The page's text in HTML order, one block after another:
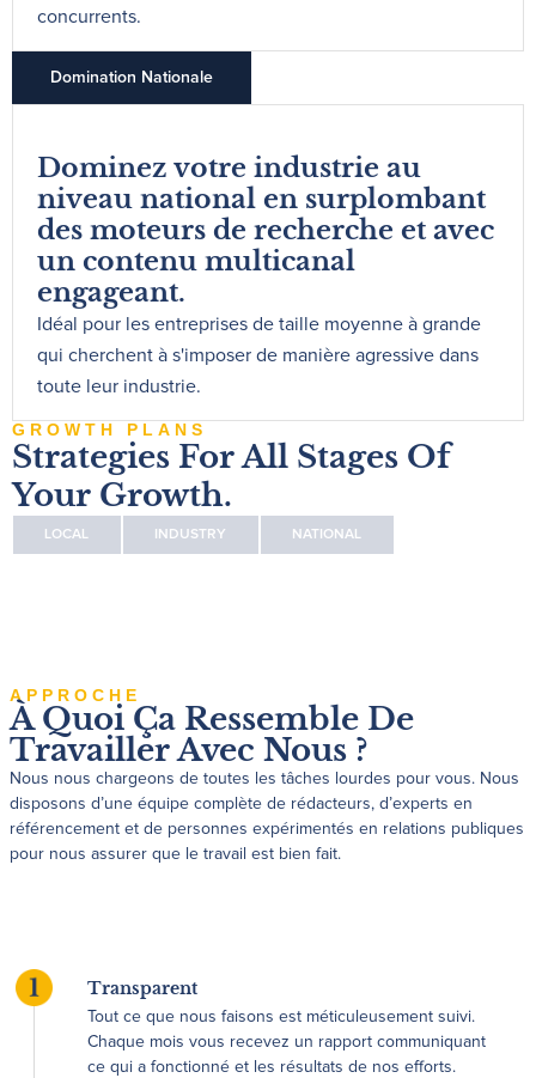
concurrents.
Domination Nationale
Dominez votre industrie au
niveau national en surplombant
des moteurs de recherche et avec
un contenu multicanal
engageant.
Idéal pour les entreprises de taille moyenne à grande
qui cherchent à s'imposer de manière agressive dans
toute leur industrie.
GROWTH PLANS
Strategies For All Stages Of
Your Growth.
LOCAL INDUSTRY NATIONAL
APPROCHE
À Quoi Ça Ressemble De
Travailler Avec Nous ?
Nous nous chargeons de toutes les tâches lourdes pour vous. Nous
disposons d’une équipe complète de rédacteurs, d’experts en
référencement et de personnes expérimentés en relations publiques
pour nous assurer que le travail est bien fait.
Transparent
Tout ce que nous faisons est méticuleusement suivi.
Chaque mois vous recevez un rapport communiquant
ce qui a fonctionné et les résultats de nos efforts.